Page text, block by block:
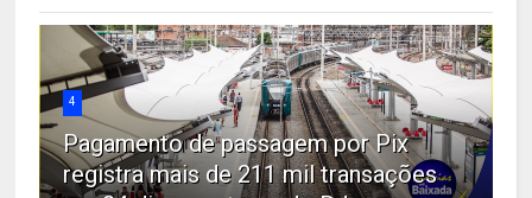
4
Pagamento de passagem por Pix
registra mais de 211 mil transações